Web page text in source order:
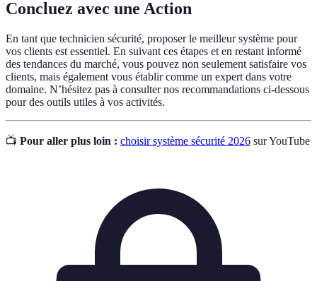
Concluez avec une Action
En tant que technicien sécurité, proposer le meilleur système pour
vos clients est essentiel. En suivant ces étapes et en restant informé
des tendances du marché, vous pouvez non seulement satisfaire vos
clients, mais également vous établir comme un expert dans votre
domaine. N’hésitez pas à consulter nos recommandations ci-dessous
pour des outils utiles à vos activités.
📺 Pour aller plus loin : choisir système sécurité 2026 sur YouTube